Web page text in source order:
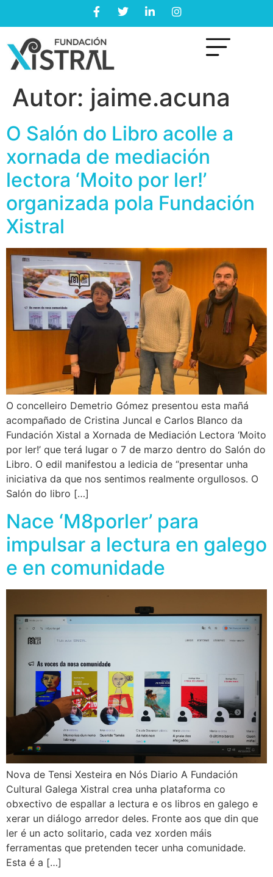
Autor: jaime.acuna
O Salón do Libro acolle a
xornada de mediación
lectora ‘Moito por ler!’
organizada pola Fundación
Xistral
O concelleiro Demetrio Gómez presentou esta mañá
acompañado de Cristina Juncal e Carlos Blanco da
Fundación Xistal a Xornada de Mediación Lectora ‘Moito
por ler!’ que terá lugar o 7 de marzo dentro do Salón do
Libro. O edil manifestou a ledicia de “presentar unha
iniciativa da que nos sentimos realmente orgullosos. O
Salón do libro […]
Nace ‘M8porler’ para
impulsar a lectura en galego
e en comunidade
Nova de Tensi Xesteira en Nós Diario A Fundación
Cultural Galega Xistral crea unha plataforma co
obxectivo de espallar a lectura e os libros en galego e
xerar un diálogo arredor deles. Fronte aos que din que
ler é un acto solitario, cada vez xorden máis
ferramentas que pretenden tecer unha comunidade.
Esta é a […]